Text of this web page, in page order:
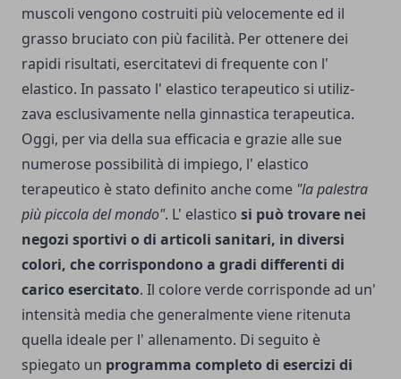
muscoli vengono costruiti più velocemente ed il
grasso bruciato con più facilità. Per ottenere dei
rapidi risultati, esercitatevi di frequente con l'
elastico. In passato l' elastico terapeutico si utiliz­
zava esclusivamente nella ginnastica terapeutica.
Oggi, per via della sua efficacia e grazie alle sue
numerose possibilità di impiego, l' elastico
terapeutico è stato definito anche come "la palestra
più piccola del mondo". L' elastico si può trovare nei
negozi sportivi o di arti­coli sanitari, in diversi
colori, che corri­spondono a gradi differenti di
carico esercitato. Il colore verde corrisponde ad un'
intensità media che generalmente viene ritenuta
quella ideale per l' allenamento. Di seguito è
spiegato un programma completo di esercizi di